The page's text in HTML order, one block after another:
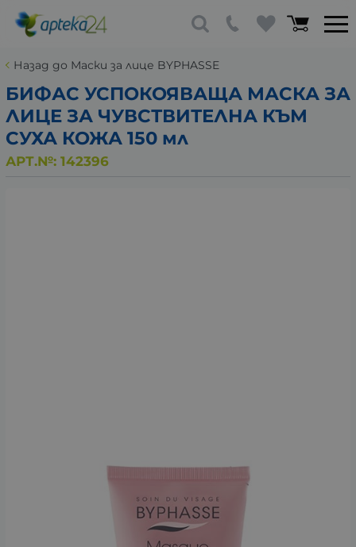
Назад до Маски за лице BYPHASSE
БИФАС УСПОКОЯВАЩА МАСКА ЗА
ЛИЦЕ ЗА ЧУВСТВИТЕЛНА КЪМ
СУХА КОЖА 150 мл
АРТ.№: 142396